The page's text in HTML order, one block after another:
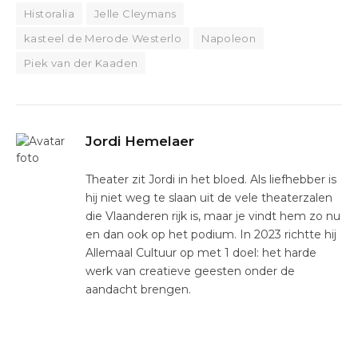
Historalia
Jelle Cleymans
kasteel de Merode Westerlo
Napoleon
Piek van der Kaaden
Jordi Hemelaer
Theater zit Jordi in het bloed. Als liefhebber is
hij niet weg te slaan uit de vele theaterzalen
die Vlaanderen rijk is, maar je vindt hem zo nu
en dan ook op het podium. In 2023 richtte hij
Allemaal Cultuur op met 1 doel: het harde
werk van creatieve geesten onder de
aandacht brengen.